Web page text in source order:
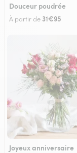
Douceur poudrée
À partir de 31€95
Joyeux anniversaire